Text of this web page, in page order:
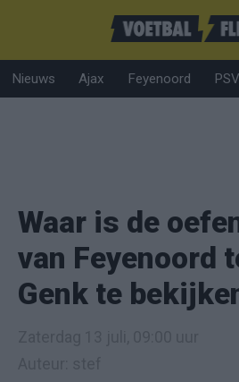
Nieuws Ajax Feyenoord PSV
Waar is de
van Feyenoord
Genk te